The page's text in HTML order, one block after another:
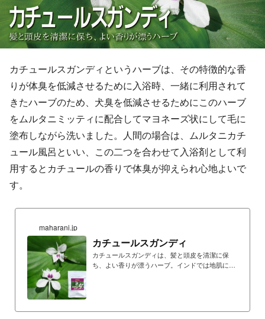
カチュールスガンディというハーブは、その特徴的な香
りが体臭を低減させるために入浴時、一緒に利用されて
きたハーブのため、犬臭を低減させるためにこのハーブ
をムルタニミッティに配合してマヨネーズ状にして毛に
塗布しながら洗いました。人間の場合は、ムルタニカチ
ュール風呂といい、この二つを合わせて入浴剤として利
用するとカチュールの香りで体臭が抑えられ心地よいで
す。
maharani.jp
カチュールスガンディ
カチュールスガンディは、髪と頭皮を清潔に保
ち、よい香りが漂うハーブ。インドでは地肌によ